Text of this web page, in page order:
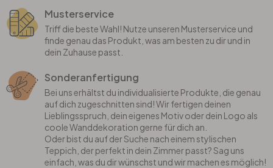
Musterservice
Triff die beste Wahl! Nutze unseren Musterservice und
finde genau das Produkt, was am besten zu dir und in
dein Zuhause passt.
Sonderanfertigung
Bei uns erhältst du individualisierte Produkte, die genau
auf dich zugeschnitten sind! Wir fertigen deinen
Lieblingsspruch, dein eigenes Motiv oder dein Logo als
coole Wanddekoration gerne für dich an.
Oder bist du auf der Suche nach einem stylischen
Teppich, der perfekt in dein Zimmer passt? Sag uns
einfach, was du dir wünschst und wir machen es möglich!